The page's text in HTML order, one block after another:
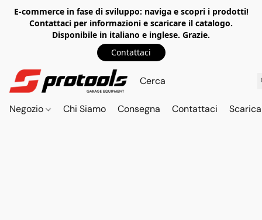
E-commerce in fase di sviluppo: naviga e scopri i prodotti!
Contattaci per informazioni e scaricare il catalogo.
Disponibile in italiano e inglese. Grazie.
Contattaci
Negozio Chi Siamo Consegna Contattaci Scarica